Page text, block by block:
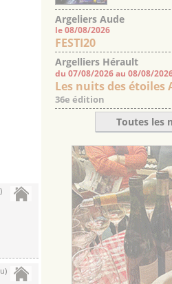
Argeliers Aude
le 08/08/2026
FESTI20
Argelliers Hérault
du 07/08/2026 au 08/08/
Les nuits des étoiles
36e édition
Toutes les